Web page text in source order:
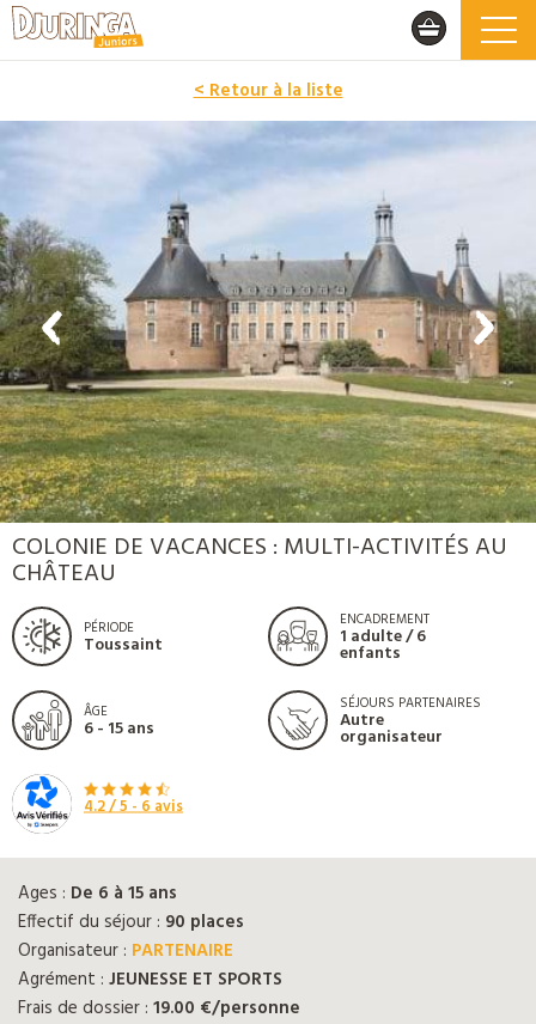
< Retour à la liste
PROMO
COLONIE DE VACANCES : MULTI-ACTIVITÉS AU
CHÂTEAU
PÉRIODE
Toussaint
ENCADREMENT
1 adulte / 6
enfants
ÂGE
6 - 15 ans
SÉJOURS PARTENAIRES
Autre
organisateur
4.2/ 5 -6avis
Ages : De 6 à 15 ans
Effectif du séjour : 90 places
Organisateur : PARTENAIRE
Agrément : JEUNESSE ET SPORTS
Frais de dossier : 19.00 €/personne